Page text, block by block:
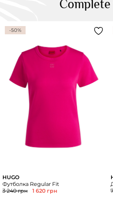
-50%
HUGO
Футболка Regular Fit
3 240 грн
1 620 грн